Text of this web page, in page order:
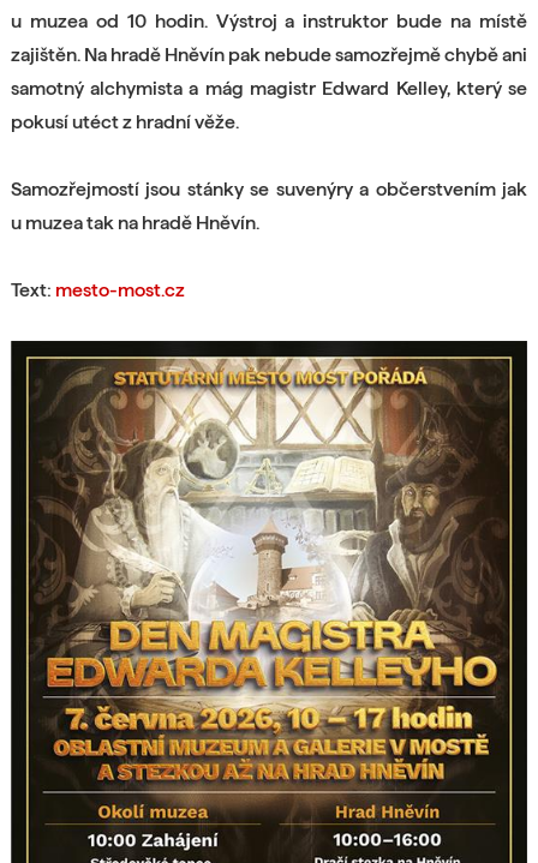
u muzea od 10 hodin. Výstroj a instruktor bude na místě
zajištěn. Na hradě Hněvín pak nebude samozřejmě chybě ani
samotný alchymista a mág magistr Edward Kelley, který se
pokusí utéct z hradní věže.
Samozřejmostí jsou stánky se suvenýry a občerstvením jak
u muzea tak na hradě Hněvín.
Text: mesto-most.cz